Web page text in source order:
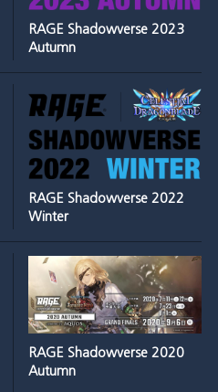
RAGE Shadowverse 2023
Autumn
RAGE Shadowverse 2022
Winter
RAGE Shadowverse 2020
Autumn